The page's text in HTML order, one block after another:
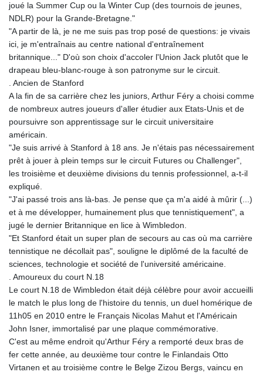
joué la Summer Cup ou la Winter Cup (des tournois de jeunes,
NDLR) pour la Grande-Bretagne."
"A partir de là, je ne me suis pas trop posé de questions: je vivais
ici, je m'entraînais au centre national d'entraînement
britannique..." D'où son choix d'accoler l'Union Jack plutôt que le
drapeau bleu-blanc-rouge à son patronyme sur le circuit.
. Ancien de Stanford
A la fin de sa carrière chez les juniors, Arthur Féry a choisi comme
de nombreux autres joueurs d'aller étudier aux Etats-Unis et de
poursuivre son apprentissage sur le circuit universitaire
américain.
"Je suis arrivé à Stanford à 18 ans. Je n'étais pas nécessairement
prêt à jouer à plein temps sur le circuit Futures ou Challenger",
les troisième et deuxième divisions du tennis professionnel, a-t-il
expliqué.
"J'ai passé trois ans là-bas. Je pense que ça m'a aidé à mûrir (...)
et à me développer, humainement plus que tennistiquement", a
jugé le dernier Britannique en lice à Wimbledon.
"Et Stanford était un super plan de secours au cas où ma carrière
tennistique ne décollait pas", souligne le diplômé de la faculté de
sciences, technologie et société de l'université américaine.
. Amoureux du court N.18
Le court N.18 de Wimbledon était déjà célèbre pour avoir accueilli
le match le plus long de l'histoire du tennis, un duel homérique de
11h05 en 2010 entre le Français Nicolas Mahut et l'Américain
John Isner, immortalisé par une plaque commémorative.
C'est au même endroit qu'Arthur Féry a remporté deux bras de
fer cette année, au deuxième tour contre le Finlandais Otto
Virtanen et au troisième contre le Belge Zizou Bergs, vaincu en